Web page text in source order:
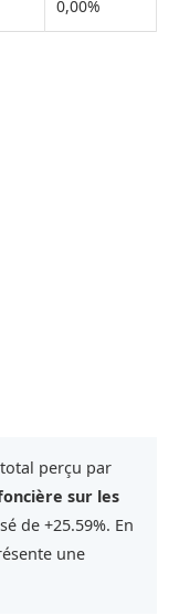
0,00%
perçu par
sur les
de +25.59%. En
une